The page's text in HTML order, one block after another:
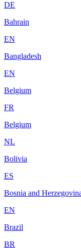
DE
Bahrain
EN
Bangladesh
EN
Belgium
FR
Belgium
NL
Bolivia
ES
Bosnia and
EN
Brazil
BR